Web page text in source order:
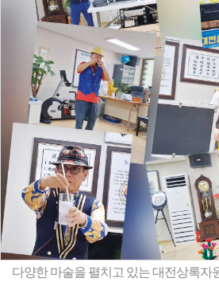
다양한 마술을 펼치고 있는 대전상록자